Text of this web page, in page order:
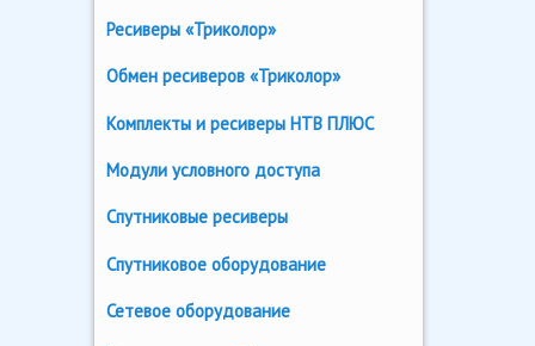
Ресиверы «Триколор»
Обмен ресиверов «Триколор»
Комплекты и ресиверы НТВ ПЛЮС
Модули условного доступа
Спутниковые ресиверы
Спутниковое оборудование
Сетевое оборудование